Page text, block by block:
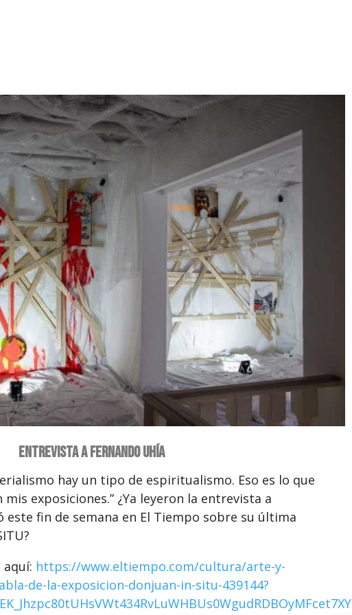
Entrevista a Fernando Uhía
hay un tipo de espiritualismo. Eso es lo que
exposiciones.” ¿Ya leyeron la entrevista a
este fin de semana en El Tiempo sobre su última
https://www.eltiempo.com/cultura/arte-y-
de-la-exposicion-donjuan-in-situ-439144?